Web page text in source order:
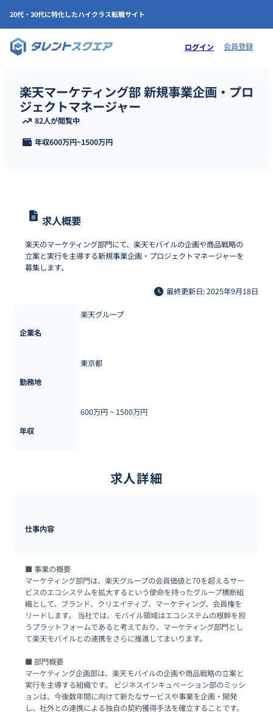
20代・30代に特化したハイクラス転職サイト
ログイン 会員登録
楽天マーケティング部 新規事業企画・プロ
ジェクトマネージャー
82人が閲覧中
年収600万円~1500万円
求人概要
楽天のマーケティング部門にて、楽天モバイルの企画や商品戦略の
立案と実行を主導する新規事業企画・プロジェクトマネージャーを
募集します。
最終更新日: 2025年9月18日
企業名
楽天グループ
勤務地
東京都
年収
600万円 ~ 1500万円
求人詳細
仕事内容
■ 事業の概要
マーケティング部門は、楽天グループの会員価値と70を超えるサー
ビスのエコシステムを拡大するという使命を持ったグループ横断組
織として、ブランド、クリエイティブ、マーケティング、会員権を
リードします。 当社では、モバイル領域はエコシステムの根幹を担
うプラットフォームであると考えており、マーケティング部門とし
て楽天モバイルとの連携をさらに推進してまいります。
■ 部門概要
マーケティング企画部は、楽天モバイルの企画や商品戦略の立案と
実行を主導する組織です。 ビジネスインキュベーション部のミッシ
ョンは、今後数年間に向けて新たなサービスや事業を企画・開発
し、社外との連携による独自の契約獲得手法を確立することです。